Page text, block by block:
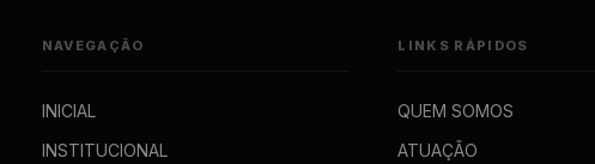
NAVEGAÇÃO
INICIAL
INSTITUCIONAL
LINKS RÁPIDOS
QUEM SOMOS
ATUAÇÃO